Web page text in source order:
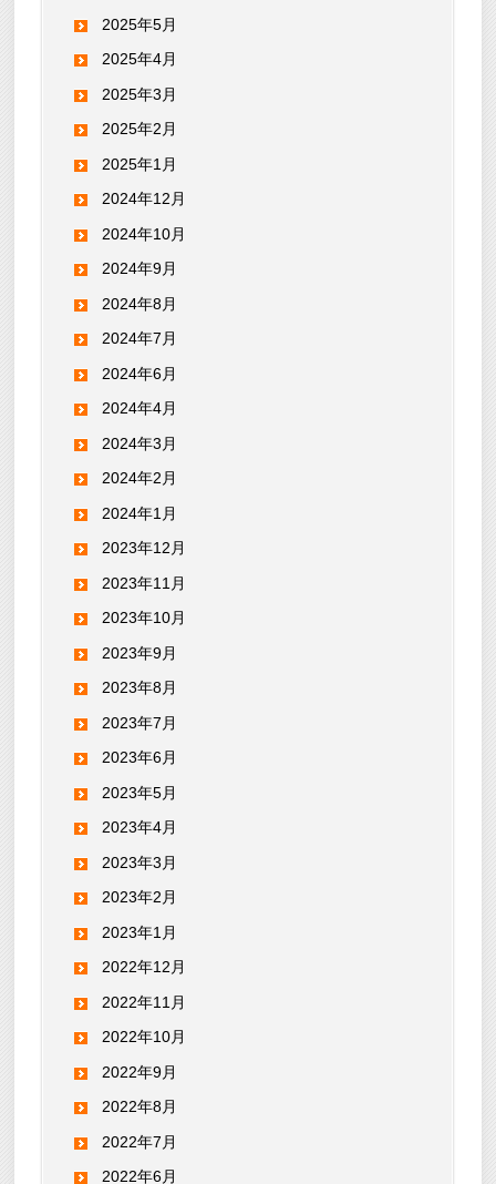
2025年5月
2025年4月
2025年3月
2025年2月
2025年1月
2024年12月
2024年10月
2024年9月
2024年8月
2024年7月
2024年6月
2024年4月
2024年3月
2024年2月
2024年1月
2023年12月
2023年11月
2023年10月
2023年9月
2023年8月
2023年7月
2023年6月
2023年5月
2023年4月
2023年3月
2023年2月
2023年1月
2022年12月
2022年11月
2022年10月
2022年9月
2022年8月
2022年7月
2022年6月